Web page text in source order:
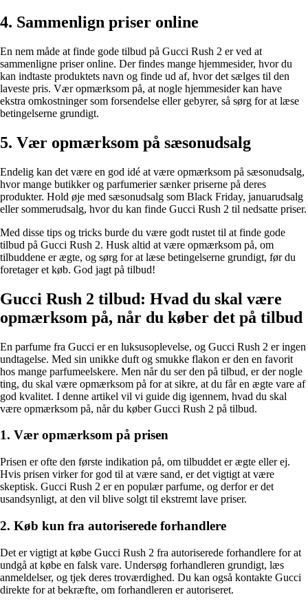
4. Sammenlign priser online
En nem måde at finde gode tilbud på Gucci Rush 2 er ved at
sammenligne priser online. Der findes mange hjemmesider, hvor du
kan indtaste produktets navn og finde ud af, hvor det sælges til den
laveste pris. Vær opmærksom på, at nogle hjemmesider kan have
ekstra omkostninger som forsendelse eller gebyrer, så sørg for at læse
betingelserne grundigt.
5. Vær opmærksom på sæsonudsalg
Endelig kan det være en god idé at være opmærksom på sæsonudsalg,
hvor mange butikker og parfumerier sænker priserne på deres
produkter. Hold øje med sæsonudsalg som Black Friday, januarudsalg
eller sommerudsalg, hvor du kan finde Gucci Rush 2 til nedsatte priser.
Med disse tips og tricks burde du være godt rustet til at finde gode
tilbud på Gucci Rush 2. Husk altid at være opmærksom på, om
tilbuddene er ægte, og sørg for at læse betingelserne grundigt, før du
foretager et køb. God jagt på tilbud!
Gucci Rush 2 tilbud: Hvad du skal være
opmærksom på, når du køber det på tilbud
En parfume fra Gucci er en luksusoplevelse, og Gucci Rush 2 er ingen
undtagelse. Med sin unikke duft og smukke flakon er den en favorit
hos mange parfumeelskere. Men når du ser den på tilbud, er der nogle
ting, du skal være opmærksom på for at sikre, at du får en ægte vare af
god kvalitet. I denne artikel vil vi guide dig igennem, hvad du skal
være opmærksom på, når du køber Gucci Rush 2 på tilbud.
1. Vær opmærksom på prisen
Prisen er ofte den første indikation på, om tilbuddet er ægte eller ej.
Hvis prisen virker for god til at være sand, er det vigtigt at være
skeptisk. Gucci Rush 2 er en populær parfume, og derfor er det
usandsynligt, at den vil blive solgt til ekstremt lave priser.
2. Køb kun fra autoriserede forhandlere
Det er vigtigt at købe Gucci Rush 2 fra autoriserede forhandlere for at
undgå at købe en falsk vare. Undersøg forhandleren grundigt, læs
anmeldelser, og tjek deres troværdighed. Du kan også kontakte Gucci
direkte for at bekræfte, om forhandleren er autoriseret.